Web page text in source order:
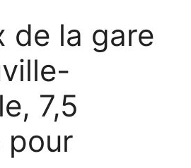
de la gare
7,5
pour